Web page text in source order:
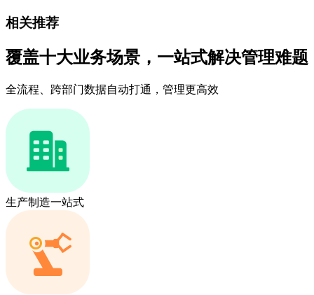
相关推荐
覆盖十大业务场景，一站式解决管理难题
全流程、跨部门数据自动打通，管理更高效
生产制造一站式